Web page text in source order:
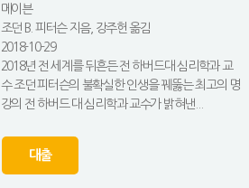
메이븐
조던 B. 피터슨 지음, 강주헌 옮김
2018-10-29
2018년 전 세계를 뒤흔든 전 하버드대 심리학과 교
수 조던 피터슨의 불확실한 인생을 꿰뚫는 최고의 명
강의 전 하버드 대 심리학과 교수가 밝혀낸...
대출